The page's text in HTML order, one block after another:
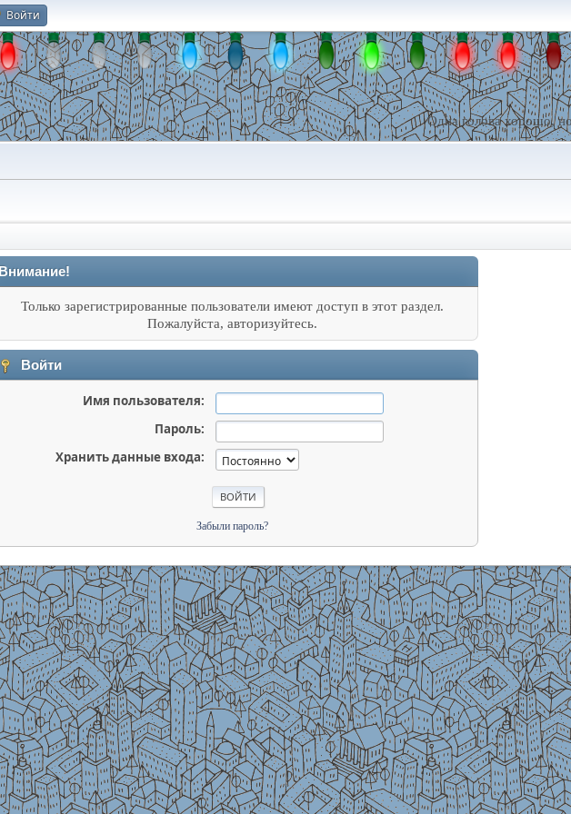
Войти
Одна голова хорошо,
Внимание!
Только зарегистрированные пользователи имеют доступ в этот раздел.
Пожалуйста, авторизуйтесь.
Войти
Имя пользователя:
Пароль:
Хранить данные входа:
Забыли пароль?